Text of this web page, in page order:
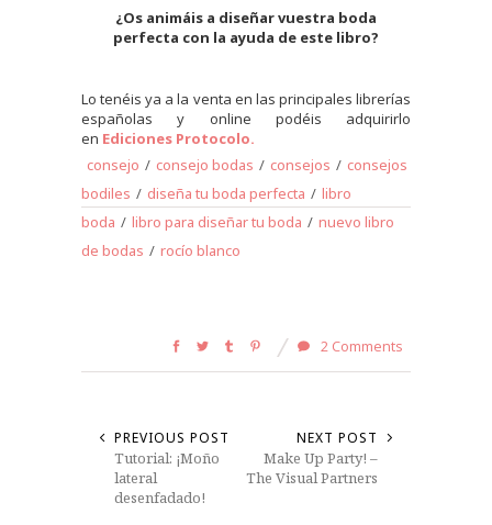
¿Os animáis a diseñar vuestra boda
perfecta con la ayuda de este libro?
Lo tenéis ya a la venta en las principales librerías
españolas y online podéis adquirirlo
en Ediciones Protocolo.
consejo / consejo bodas / consejos / consejos
bodiles / diseña tu boda perfecta / libro
boda / libro para diseñar tu boda / nuevo libro
de bodas / rocío blanco
2 Comments
PREVIOUS POST
Tutorial: ¡Moño
lateral
desenfadado!
NEXT POST
Make Up Party! –
The Visual Partners